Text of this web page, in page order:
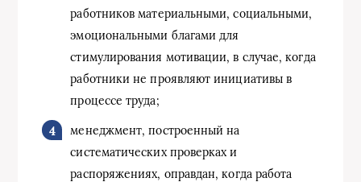
работников материальными, социальными,
эмоциональными благами для
стимулирования мотивации, в случае, когда
работники не проявляют инициативы в
процессе труда;
менеджмент, построенный на
систематических проверках и
распоряжениях, оправдан, когда работа